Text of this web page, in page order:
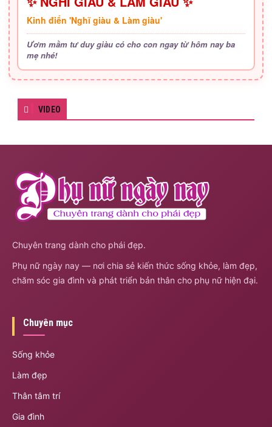
Kinh điển 'Nghĩ giàu & Làm giàu'
Ươm mầm tư duy giàu có cho con ngay từ hôm nay ba
mẹ nhé!
VIDEO
Chuyên trang dành cho phái đẹp.
Phụ nữ ngày nay — nơi chia sẻ kiến thức sống khỏe, làm đẹp,
chăm sóc gia đình và phát triển bản thân cho phụ nữ hiện đại.
Chuyên mục
Sống khỏe
Làm đẹp
Thân tâm trí
Gia đình